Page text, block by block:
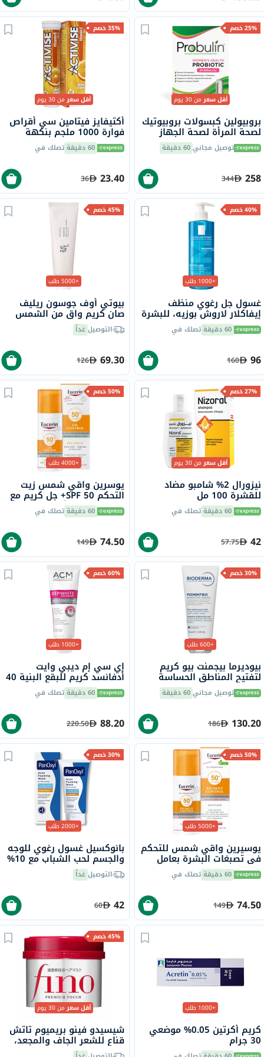
25% خصم
أقل سعرمن 30 يوم
بروبيولين كبسولات بروبيوتيك
لصحة المرأة لصحة الجهاز
الهضمي حزمة من 30
توصيل مجاني60 دقيقة
258
344
35% خصم
أقل سعرمن 30 يوم
أكتيفايز فيتامين سي أقراص
فوارة 1000 ملجم بنكهة
البرتقال حزمة من 20
60 دقيقة تصلك في
23.40
36
40% خصم
+1000 طلب
غسول جل رغوي منظف
إيفاكلار لاروش بوزيه، للبشرة
الدهنية - 400 مل
60 دقيقة تصلك في
96
160
45% خصم
+5000 طلب
بيوتي أوف جوسون ريليف
صان كريم واقٍ من الشمس
عضوي بلأرز والبروبيوتيك
التوصيلغداً
69.30
126
27% خصم
أقل سعرمن 30 يوم
نيزورال 2% شامبو مضاد
للقشرة 100 مل
60 دقيقة تصلك في
42
57.75
50% خصم
+4000 طلب
يوسرين واقي شمس زيت
التحكم SPF 50+ جل كريم مع
لمسة جافة وتأثير مضاد
لللمعان للبشرة المعرضة
60 دقيقة تصلك في
74.50
149
30% خصم
+600 طلب
بيوديرما بيجمنت بيو كريم
لتفتيح المناطق الحساسة
شديدة التصبغ 75 مل
توصيل مجاني60 دقيقة
130.20
186
60% خصم
+1000 طلب
إي سي إم ديبي وايت
أدفانسد كريم للبقع البنية 40
مل 60 دقيقة تصلك في
88.20
220.50
50% خصم
+5000 طلب
يوسيرين واقي شمس للتحكم
في تصبغات البشرة بعامل
حماية من الشمس 50+ سائل
حماية من أشعة الشمس
60 دقيقة تصلك في
74.50
149
30% خصم
+2000 طلب
بانوكسيل غسول رغوي للوجه
والجسم لحب الشباب مع 10%
بيروكسيد البنزويل 156 جرام
التوصيلغداً
42
60
+1000 طلب
كريم أكرتين 0.05% موضعي
30 جرام
45% خصم
أقل سعرمن 30 يوم
شيسيدو فينو بريميوم تاتش
قناع للشعر الجاف والمجعد،
230 جرام